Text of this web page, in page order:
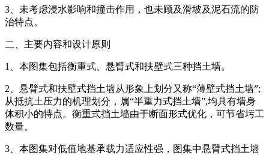
3、未考虑浸水影响和撞击作用，也未顾及滑坡及泥石流的防
治特点。
二、主要内容和设计原则
1、本图集包括衡重式、悬臂式和扶壁式三种挡土墙。
2、悬臂式和扶壁式挡土墙从形象上划分又称“薄壁式挡土墙”;
从抵抗土压力的机理划分，属“半重力式挡土墙”,均具有墙身
体积小的特点。衡重式挡土墙由于断面形式优化，可节省圬工
数量。
3、本图集对低值地基承载力适应性强，图集中悬臂式挡土墙